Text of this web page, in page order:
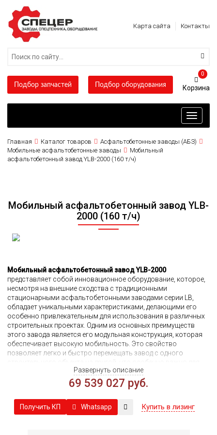
Карта сайта Контакты
Подбор запчастей Подбор оборудования
0
Toggle
Главная Каталог товаров
Асфальтобетонные заводы (АБЗ)
Мобильные асфальтобетонные заводы
Мобильный
асфальтобетонный завод YLB-2000 (160 т/ч)
Мобильный асфальтобетонный завод YLB-
2000 (160 т/ч)
Мобильный асфальтобетонный завод YLB-2000
представляет собой инновационное оборудование, которое,
несмотря на внешние сходства с традиционными
стационарными асфальтобетонными заводами серии LB,
обладает уникальными характеристиками, делающими его
особенно привлекательным для использования в различных
строительных проектах. Одним из основных преимуществ
этого завода является его модульная конструкция, которая
обеспечивает высокую мобильность. Это свойство
позволяет легко и быстро перемещать завод с одного
строительного объекта на другой, что особенно важно для
временных проектов, где скорость установки и демонтажа
оборудования имеет первостепенное значение.
применение принудительного двухвального смесителя. Эта
передовая технология позволяет достигать
Развернуть описание
69 539 027 руб.
Получить КП Whatsapp Купить в лизинг